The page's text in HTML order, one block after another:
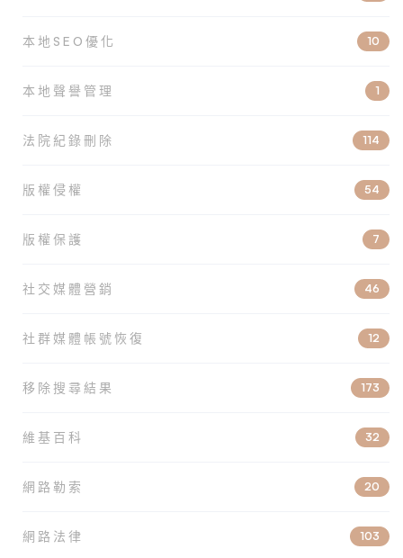
本地SEO優化 10
本地聲譽管理 1
法院紀錄刪除 114
版權侵權 54
版權保護 7
社交媒體營銷 46
社群媒體帳號恢復 12
移除搜尋結果 173
維基百科 32
網路勒索 20
網路法律 103